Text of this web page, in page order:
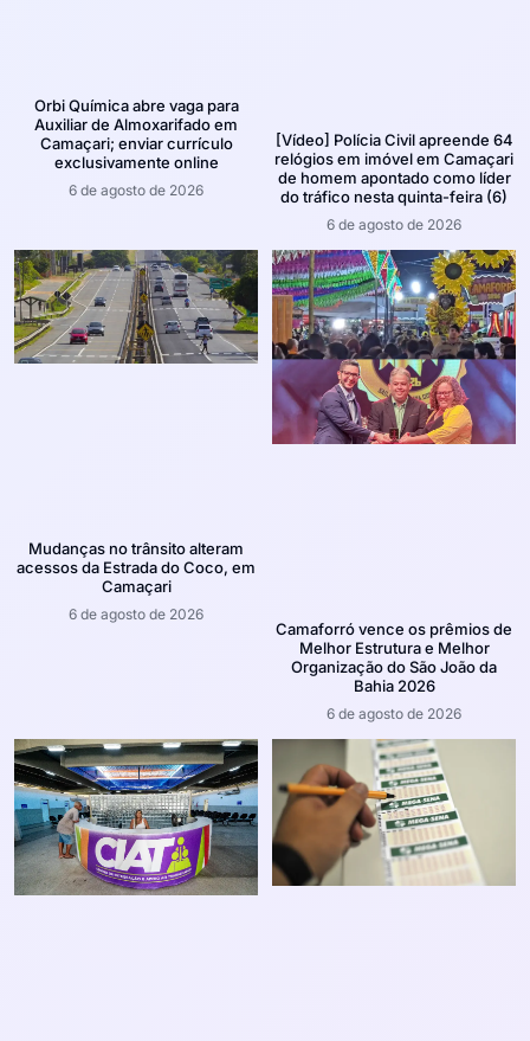
Orbi Química abre vaga para
Auxiliar de Almoxarifado em
Camaçari; enviar currículo
exclusivamente online
6 de agosto de 2026
[Vídeo] Polícia Civil apreende 64
relógios em imóvel em Camaçari
de homem apontado como líder
do tráfico nesta quinta-feira (6)
6 de agosto de 2026
Mudanças no trânsito alteram
acessos da Estrada do Coco, em
Camaçari
6 de agosto de 2026
Camaforró vence os prêmios de
Melhor Estrutura e Melhor
Organização do São João da
Bahia 2026
6 de agosto de 2026